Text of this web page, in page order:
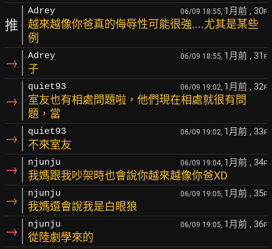
推
Adrey 06/09 18:55, 1月前 , 30F
越來越像你爸真的侮辱性可能很強....尤其是某些
例
→ Adrey 06/09 18:55, 1月前 , 31 F
子
→
quiet93 06/09 19:02, 1月前 , 32F
室友也有相處問題啦，他們現在相處就很有問
題，當
→ quiet93 06/09 19:02, 1月前 , 33F
不來室友
→ njunju 06/09 19:04, 1月前 , 34F
我媽跟我吵架時也會說你越來越像你爸XD
→ njunju 06/09 19:05, 1月前 , 35F
我媽還會說我是白眼狼
→ njunju 06/09 19:05, 1月前 , 36F
從陸劇學來的